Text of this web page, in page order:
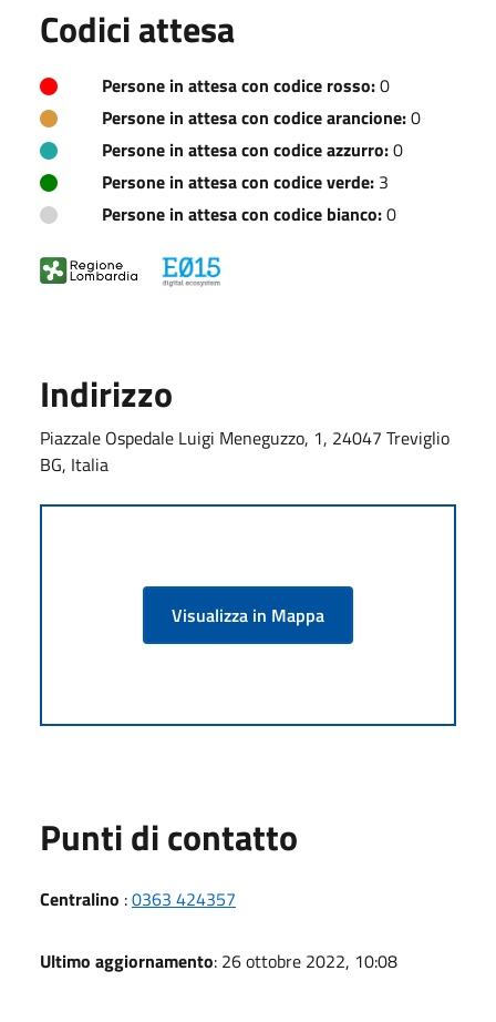
Codici attesa
Persone in attesa con codice rosso:0
Persone in attesa con codice arancione:0
Persone in attesa con codice azzurro:0
Persone in attesa con codice verde: 3
Persone in attesa con codice bianco:0
Indirizzo
Piazzale Ospedale Luigi Meneguzzo, 1, 24047 Treviglio
BG, Italia
Visualizza in Mappa
Punti di contatto
Centralino :0363 424357
Ultimo aggiornamento: 26 ottobre 2022, 10:08